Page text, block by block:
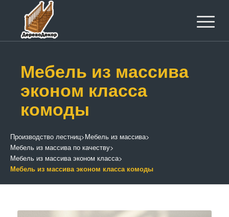
Мебель из массива
эконом класса
комоды
Производство лестниц>Мебель из массива>
Мебель из массива по качеству>
Мебель из массива эконом класса>
Мебель из массива эконом класса комоды